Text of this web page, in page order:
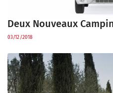
Deux Nouveaux
03/12/2018